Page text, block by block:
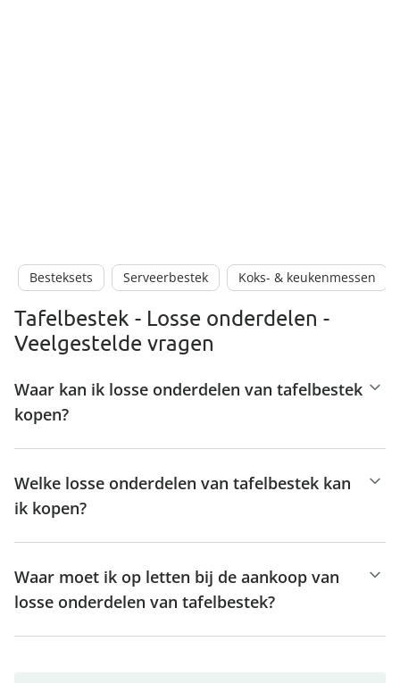
Besteksets Serveerbestek Koks- & keukenmessen
Tafelbestek - Losse onderdelen -
Veelgestelde vragen
Waar kan ik losse onderdelen van tafelbestek
kopen?
Welke losse onderdelen van tafelbestek kan
ik kopen?
Waar moet ik op letten bij de aankoop van
losse onderdelen van tafelbestek?